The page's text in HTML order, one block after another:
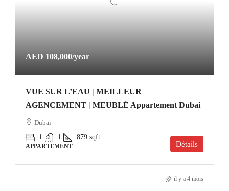
AED 108,000/year
VUE SUR L’EAU | MEILLEUR
AGENCEMENT | MEUBLÉ Appartement Dubai
Dubai
1
1 879 sqft
APPARTEMENT Détails
il y a 4 mois